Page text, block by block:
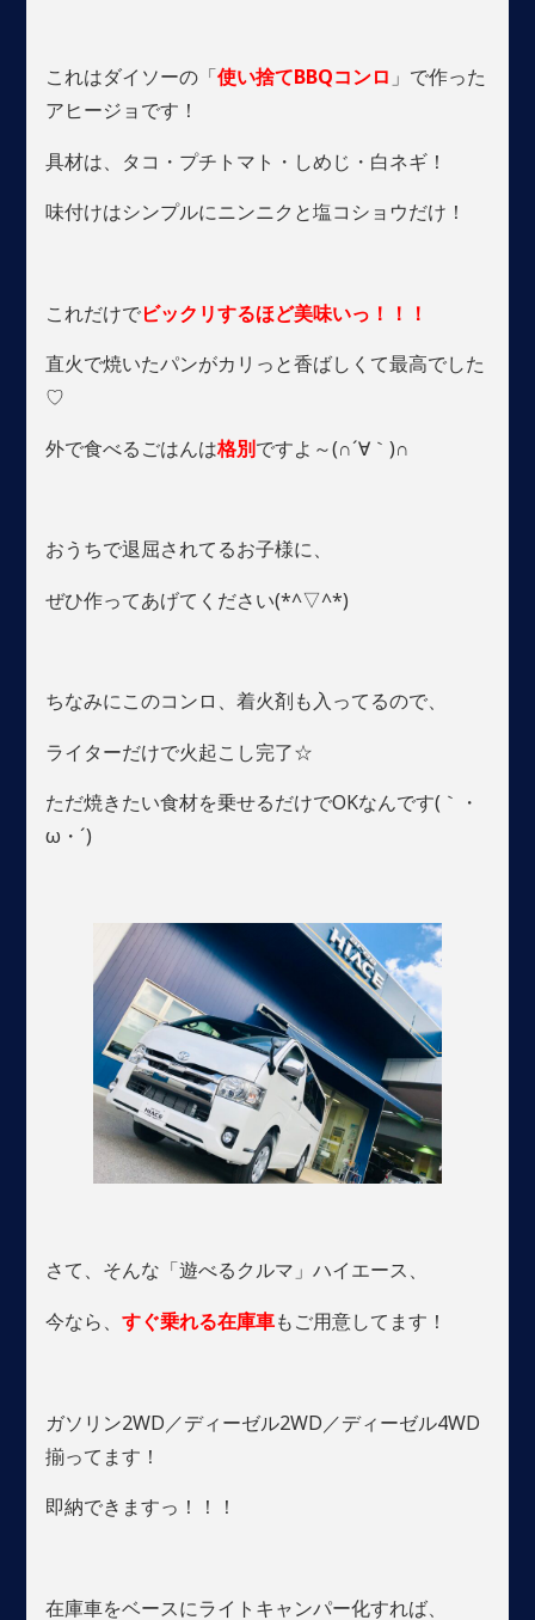
これはダイソーの「使い捨てBBQコンロ 」で作った
アヒージョです！
具材は、タコ・プチトマト・しめじ・白ネギ！
味付けはシンプルにニンニクと塩コショウだけ！
これだけでビックリするほど美味いっ！！！
直火で焼いたパンがカリっと香ばしくて最高でした
♡
外で食べるごはんは格別ですよ～(∩´∀｀)∩
おうちで退屈されてるお子様に、
ぜひ作ってあげてください(*^▽^*)
ちなみにこのコンロ、着火剤も入ってるので、
ライターだけで火起こし完了☆
ただ焼きたい食材を乗せるだけでOKなんです(｀・
ω・´)ゞ
さて、そんな「遊べるクルマ」ハイエース、
今なら、すぐ乗れる在庫車もご用意してます！
ガソリン2WD／ディーゼル2WD／ディーゼル4WD
揃ってます！
即納できますっ！！！
在庫車をベースにライトキャンパー化すれば、